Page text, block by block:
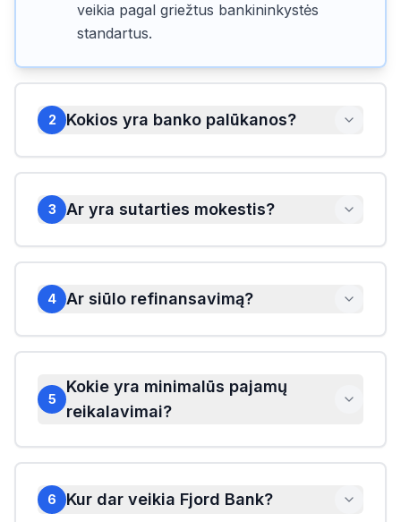
veikia pagal griežtus bankininkystės
standartus.
2 Kokios yra banko palūkanos?
3 Ar yra sutarties mokestis?
4 Ar siūlo refinansavimą?
5
Kokie yra minimalūs pajamų
reikalavimai?
6 Kur dar veikia Fjord Bank?